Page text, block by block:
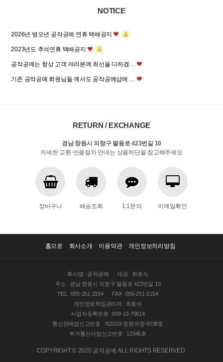
NOTICE
2026년 병오년 공작공예 연휴 택배공지
2023년도 추석연휴 택배공지
공작공예는 항상 고객 여러분께 최선을 다하겠…
기존 공작공예 회원님들 께서도 공작공예샵에 …
RETURN / EXCHANGE
경남 창원시 의창구 팔용로 423번길 10
자세한 교환·반품절차 안내는 상품하단을 참고해주세요
장바구니 배송조회 1:1문의 이메일확인
홈으로 회사소개 이용약관 개인정보처리방침
회사명 공작공예 대표
최호식
주소
경남 창원시 의창구 팔용로 423번길 10
TEL
055-251-2154 FAX
055-251-2154
개인정보책임관리자
최호식
사업자등록번호
609-13-75614
통신판매업신고번호
제2010-창원의창-0038호
부가통신사업신고번호
12345호
COPYRIGHT © 2020 공작공예 ALL RIGHTS RESERVED.